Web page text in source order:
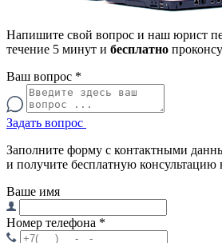
Напишите свой вопрос и наш юрист
течение 5 минут и бесплатно
Ваш вопрос *
Задать вопрос
Заполните форму с контактными
и получите бесплатную консультацию
Ваше имя
Номер телефона *